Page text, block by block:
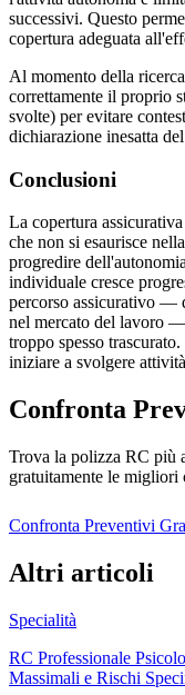
successivi. Questo
copertura adeguata
Al momento della
correttamente il proprio
svolte) per evitare
dichiarazione inesatta
Conclusioni
La copertura
che non si esaurisce
progredire
individuale cresce
percorso assicurativo —
nel mercato del lavoro —
troppo spesso
iniziare a svolgere
Confronta
Trova la polizza RC più
gratuitamente le migliori
Confronta Preventivi
Altri articoli
Specialità
RC Professionale
Massimali e Rischi